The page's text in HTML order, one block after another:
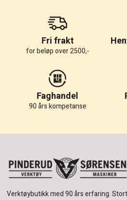
Fri frakt
for beløp over 2500,-
Faghandel
90 års kompetanse
Verktøybutikk med 90 års erfaring.Stort